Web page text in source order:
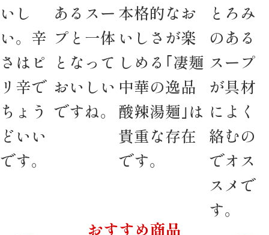
いし
い。辛
さはピ
リ辛で
ちょう
どいい
です。
あるスー
プと一体
となって
おいしい
ですね。
本格的なお
いしさが楽
しめる｢凄麺
中華の逸品
酸辣湯麺｣は
貴重な存在
です。
とろみ
のある
スープ
が具材
によく
絡むの
でオス
スメで
す。
おすすめ商品